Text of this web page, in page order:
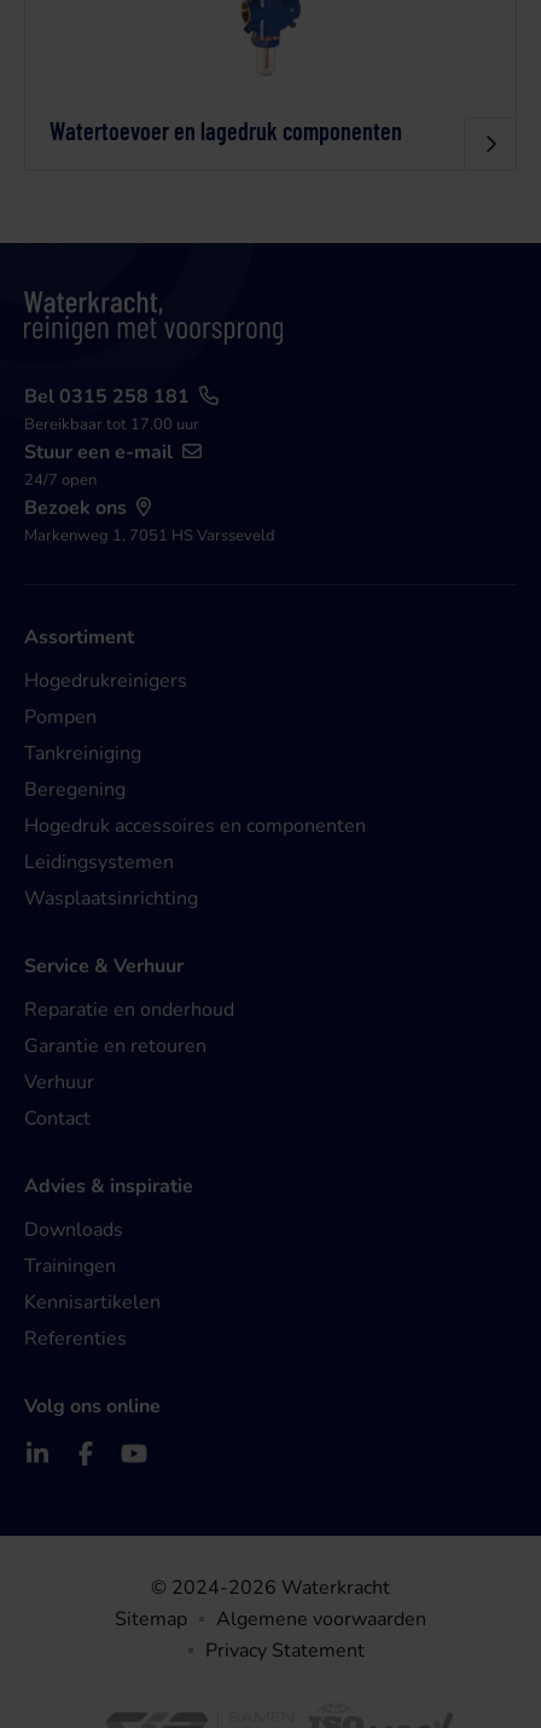
Watertoevoer en lagedruk componenten
Bel 0315 258 181
Bereikbaar tot 17.00 uur
Stuur een e-mail
24/7 open
Bezoek ons
Markenweg 1, 7051 HS Varsseveld
Assortiment
Hogedrukreinigers
Pompen
Tankreiniging
Beregening
Hogedruk accessoires en componenten
Leidingsystemen
Wasplaatsinrichting
Service & Verhuur
Reparatie en onderhoud
Garantie en retouren
Verhuur
Contact
Advies & inspiratie
Downloads
Trainingen
Kennisartikelen
Referenties
Volg ons online
© 2024-2026 Waterkracht
Sitemap
Algemene voorwaarden
Privacy Statement